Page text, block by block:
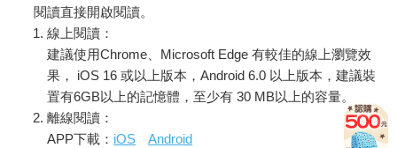
閱讀直接開啟閱讀。
線上閱讀：
建議使用Chrome、Microsoft Edge 有較佳的線上瀏覽效
果， iOS 16 或以上版本，Android 6.0 以上版本，建議裝
置有6GB以上的記憶體，至少有 30 MB以上的容量。
離線閱讀：
APP下載： iOS
Android